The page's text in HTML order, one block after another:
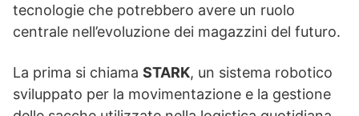
tecnologie che potrebbero avere un ruolo
centrale nell’evoluzione dei magazzini del futuro.
La prima si chiama STARK, un sistema robotico
sviluppato per la movimentazione e la gestione